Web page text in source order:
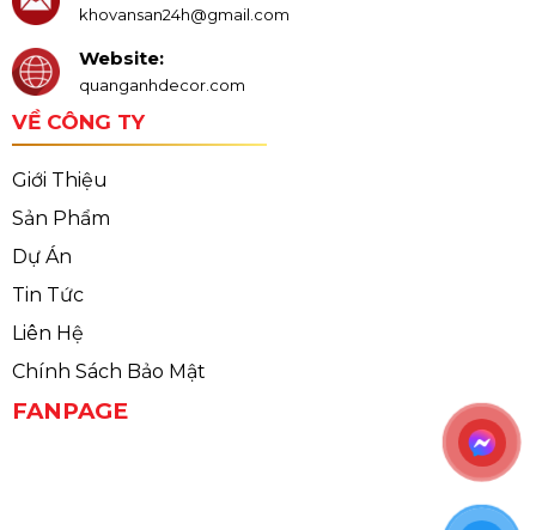
khovansan24h@gmail.com
Website:
quanganhdecor.com
VỀ CÔNG TY
Giới Thiệu
Sản Phẩm
Dự Án
Tin Tức
Liên Hệ
Chính Sách Bảo Mật
FANPAGE